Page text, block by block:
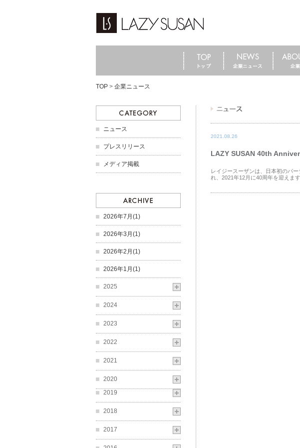
TOP > 企業ニュース
ニュース
プレスリリース
メディア掲載
2026年7月(1)
2026年3月(1)
2026年2月(1)
2026年1月(1)
2025
2024
2023
2022
2021
2020
2019
2018
2017
2021.08.26
LAZY SUSAN 40th
レイジースーザンは、日本初のパ
れ、2021年12月に40周年を迎えま